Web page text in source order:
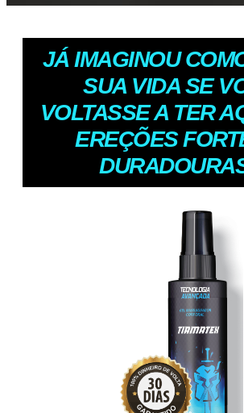
JÁ IMAGINOU
SUA VIDA SE
VOLTASSE A TER
EREÇÕES